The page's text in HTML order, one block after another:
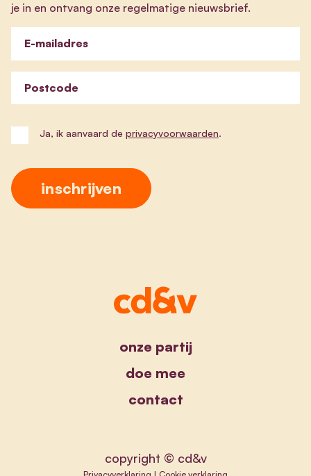
je in en ontvang onze regelmatige nieuwsbrief.
E-mailadres
Postcode
Ja, ik aanvaard de privacyvoorwaarden.
onze partij
doe mee
contact
copyright © cd&v
Privacyverklaring | Cookie verklaring